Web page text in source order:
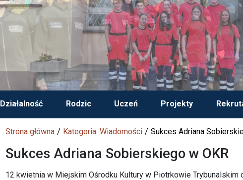
Działalność Rodzic Uczeń Projekty
Strona główna Kategoria: Wiadomości Sukces Adriana
Sukces Adriana Sobierskiego w OKR
12 kwietnia w Miejskim Ośrodku Kultury w Piotrkowie Trybunalskim